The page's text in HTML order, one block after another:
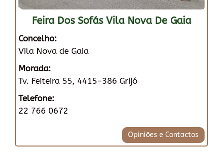
Feira Dos Sofás Vila Nova De Gaia
Concelho:
Vila Nova de Gaia
Morada:
Tv. Feiteira 55, 4415-386 Grijó
Telefone:
22 766 0672
Opiniões e Contactos